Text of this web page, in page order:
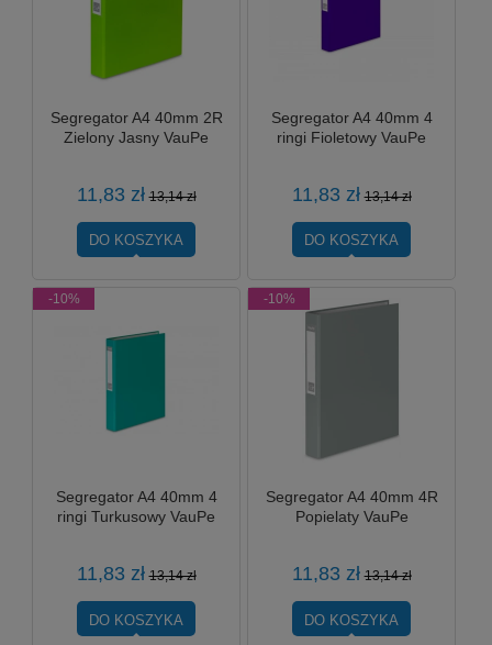
Segregator A4 40mm 2R
Zielony Jasny VauPe
11,83 zł 13,14 zł
DO KOSZYKA
Segregator A4 40mm 4
ringi Fioletowy VauPe
11,83 zł 13,14 zł
DO KOSZYKA
Segregator A4 40mm 4
ringi Turkusowy VauPe
11,83 zł 13,14 zł
DO KOSZYKA
-10%
Segregator A4 40mm 4R
Popielaty VauPe
11,83 zł 13,14 zł
DO KOSZYKA
-10%